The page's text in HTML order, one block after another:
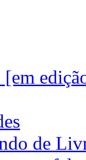
[em
de